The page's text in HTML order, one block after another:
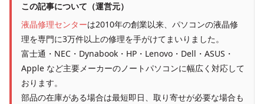
この記事について（運営元）
液晶修理センターは2010年の創業以来、パソコンの液晶修
理を専門に3万件以上の修理を手がけてまいりました。
富士通・NEC・Dynabook・HP・Lenovo・Dell・ASUS・
Apple など主要メーカーのノートパソコンに幅広く対応して
おります。
部品の在庫がある場合は最短即日、取り寄せが必要な場合も